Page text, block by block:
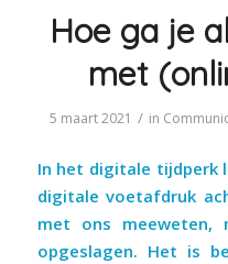
Hoe ga je
met
5 maart 2021 / in
In het digitale tijdperk
digitale voetafdruk
met ons meeweten,
opgeslagen. Het is